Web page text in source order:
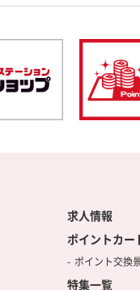
求人情報
ポイントカー
ポイント交換
特集一覧